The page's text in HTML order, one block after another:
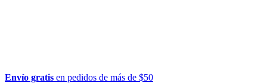
Envío gratis en pedidos de más de $50